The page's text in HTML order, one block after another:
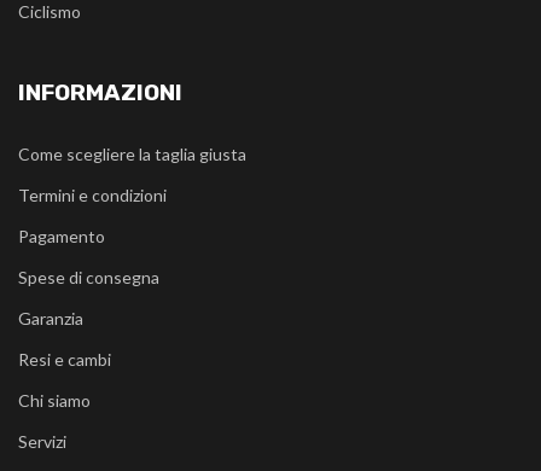
Ciclismo
INFORMAZIONI
Come scegliere la taglia giusta
Termini e condizioni
Pagamento
Spese di consegna
Garanzia
Resi e cambi
Chi siamo
Servizi